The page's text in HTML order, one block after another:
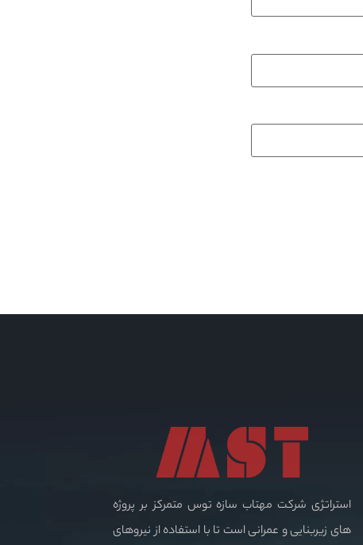
استراتژی شرکت مهتاب سازه توس متمرکز بر پروژه
های زیربنایی و عمرانی است تا با استفاده از نیروهای